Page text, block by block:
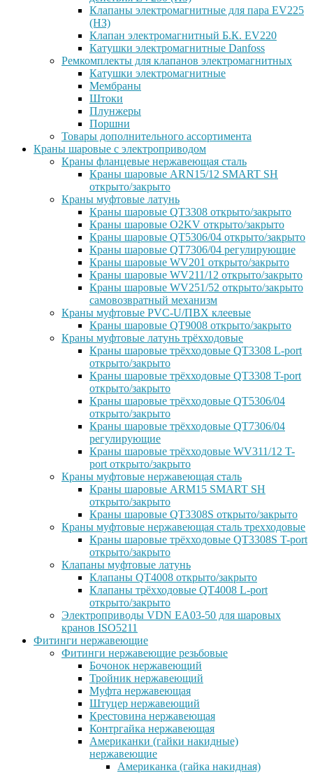
Клапаны электромагнитные для пара EV225
(НЗ)
Клапан электромагнитный Б.К. EV220
Катушки электромагнитные Danfoss
Ремкомплекты для клапанов электромагнитных
Катушки электромагнитные
Мембраны
Штоки
Плунжеры
Поршни
Товары дополнительного ассортимента
Краны шаровые с электроприводом
Краны фланцевые нержавеющая сталь
Краны шаровые ARN15/12 SMART SH
открыто/закрыто
Краны муфтовые латунь
Краны шаровые QT3308 открыто/закрыто
Краны шаровые O2KV открыто/закрыто
Краны шаровые QT5306/04 открыто/закрыто
Краны шаровые QT7306/04 регулирующие
Краны шаровые WV201 открыто/закрыто
Краны шаровые WV211/12 открыто/закрыто
Краны шаровые WV251/52 открыто/закрыто
самовозвратный механизм
Краны муфтовые PVC-U/ПВХ клеевые
Краны шаровые QT9008 открыто/закрыто
Краны муфтовые латунь трёхходовые
Краны шаровые трёхходовые QT3308 L-port
открыто/закрыто
Краны шаровые трёхходовые QT3308 T-port
открыто/закрыто
Краны шаровые трёхходовые QT5306/04
открыто/закрыто
Краны шаровые трёхходовые QT7306/04
регулирующие
Краны шаровые трёхходовые WV311/12 T-
port открыто/закрыто
Краны муфтовые нержавеющая сталь
Краны шаровые ARM15 SMART SH
открыто/закрыто
Краны шаровые QT3308S открыто/закрыто
Краны муфтовые нержавеющая сталь трехходовые
Краны шаровые трёхходовые QT3308S T-port
открыто/закрыто
Клапаны муфтовые латунь
Клапаны QT4008 открыто/закрыто
Клапаны трёхходовые QT4008 L-port
открыто/закрыто
Электроприводы VDN EA03-50 для шаровых
кранов ISO5211
Фитинги нержавеющие
Фитинги нержавеющие резьбовые
Бочонок нержавеющий
Тройник нержавеющий
Муфта нержавеющая
Штуцер нержавеющий
Крестовина нержавеющая
Контргайка нержавеющая
Американки (гайки накидные)
нержавеющие
Американка (гайка накидная)